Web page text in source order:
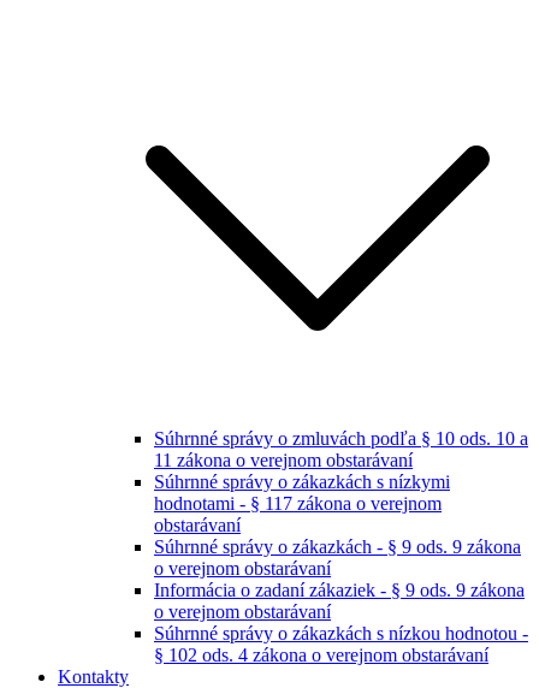
Súhrnné správy o zmluvách podľa § 10 ods. 10 a
11 zákona o verejnom obstarávaní
Súhrnné správy o zákazkách s nízkymi
hodnotami - § 117 zákona o verejnom
obstarávaní
Súhrnné správy o zákazkách - § 9 ods. 9 zákona
o verejnom obstarávaní
Informácia o zadaní zákaziek - § 9 ods. 9 zákona
o verejnom obstarávaní
Súhrnné správy o zákazkách s nízkou hodnotou -
§ 102 ods. 4 zákona o verejnom obstarávaní
Kontakty